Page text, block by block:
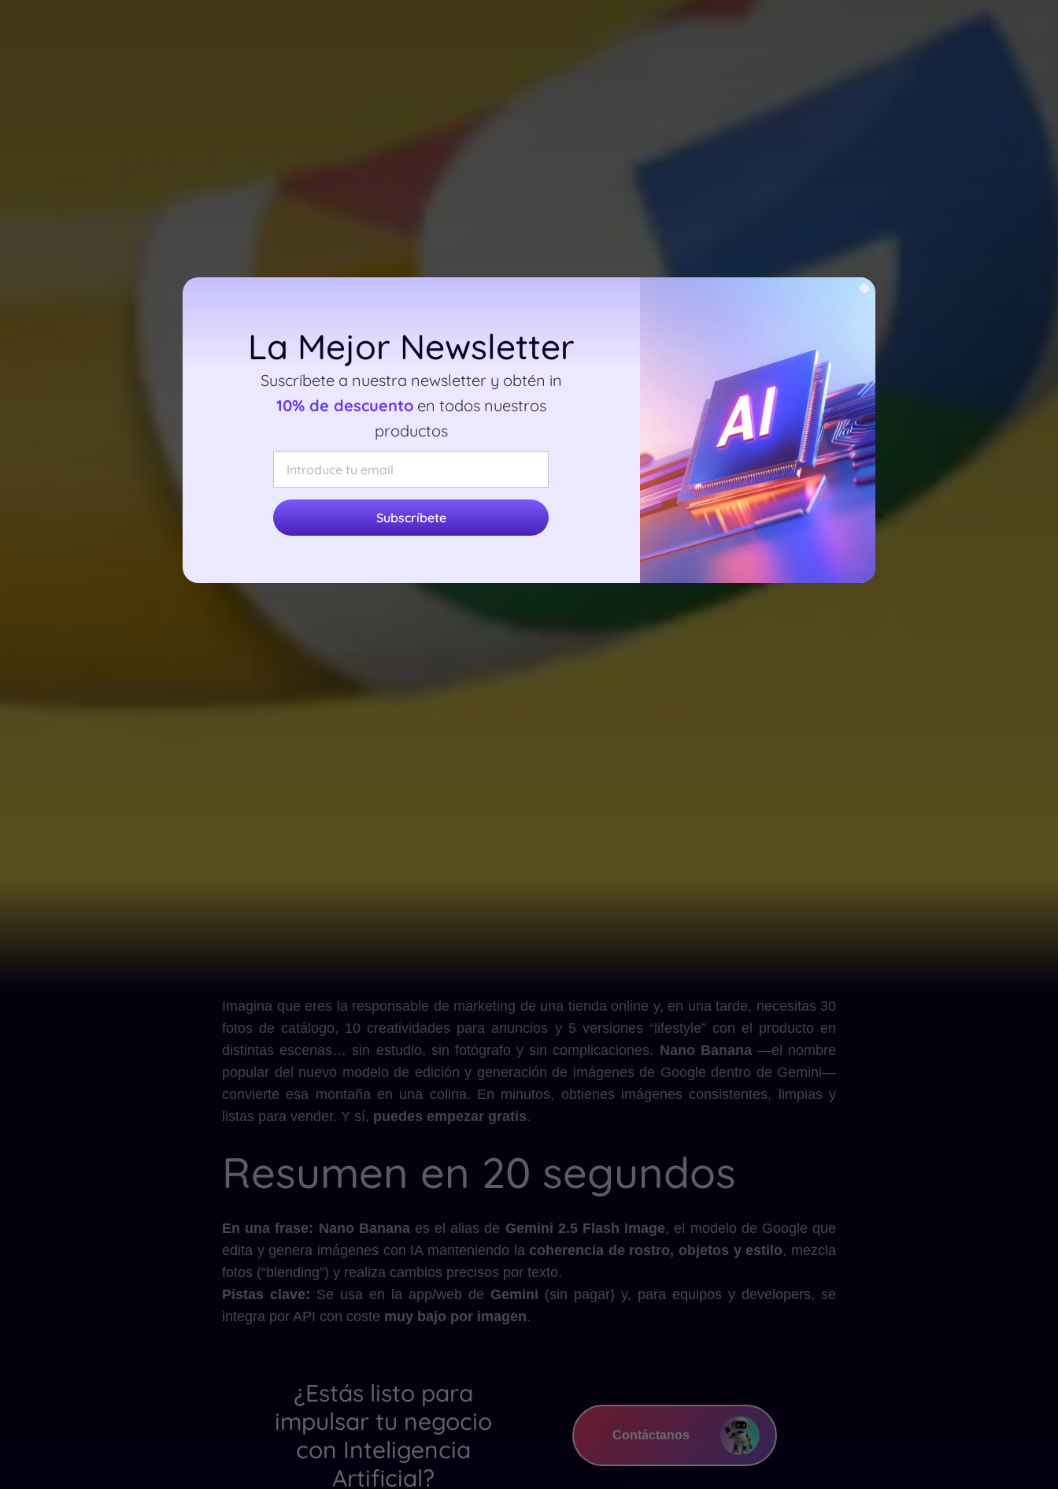
Imagina que eres la responsable de marketing de una tienda online y, en una tarde, necesitas 30
fotos de catálogo, 10 creatividades para anuncios y 5 versiones “lifestyle” con el producto en
distintas escenas… sin estudio, sin fotógrafo y sin complicaciones. Nano Banana—el nombre
popular del nuevo modelo de edición y generación de imágenes de Google dentro de Gemini—
convierte esa montaña en una colina. En minutos, obtienes imágenes consistentes, limpias y
listas para vender. Y sí, puedes empezar gratis.
Resumen en 20 segundos
En una frase: Nano Bananaes el alias de Gemini 2.5 Flash Image, el modelo de Google que
edita y genera imágenes con IA manteniendo la coherencia de rostro, objetos y estilo, mezcla
fotos (“blending”) y realiza cambios precisos por texto.
Pistas clave: Se usa en la app/web de Gemini (sin pagar) y, para equipos y developers, se
integra por API con coste muy bajo por imagen.
¿Estás listo para
impulsar tu negocio
con Inteligencia
Artificial?
Contáctanos
La Mejor Newsletter
Suscríbete a nuestra newsletter y obtén in
10% de descuentoen todos nuestros
productos
Subscríbete